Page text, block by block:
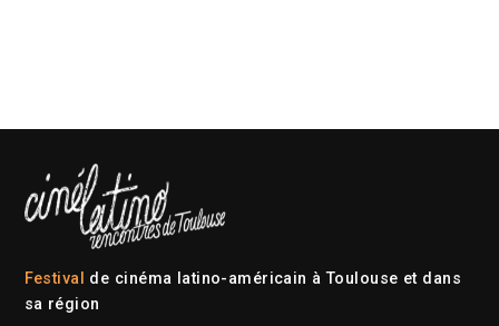
Festival de cinéma latino-américain à Toulouse et dans
sa région